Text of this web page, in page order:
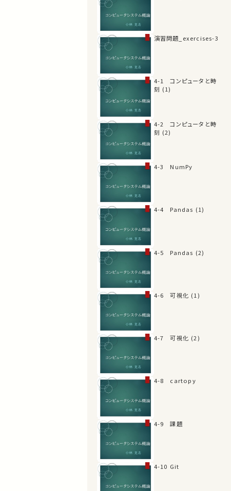
演習問題_exercises-3
4-1 コンピュータと時
刻 (1)
4-2 コンピュータと時
刻 (2)
4-3 NumPy
4-4 Pandas (1)
4-5 Pandas (2)
4-6 可視化 (1)
4-7 可視化 (2)
4-8 cartopy
4-9 課題
4-10 Git